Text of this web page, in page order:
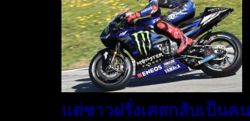
แต่ชาวฝรั่งเศสกลับเป็น